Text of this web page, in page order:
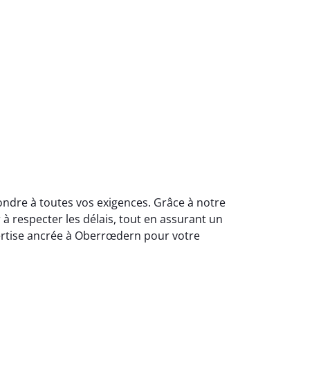
à toutes vos exigences. Grâce à notre
respecter les délais, tout en assurant un
ancrée à Oberrœdern pour votre